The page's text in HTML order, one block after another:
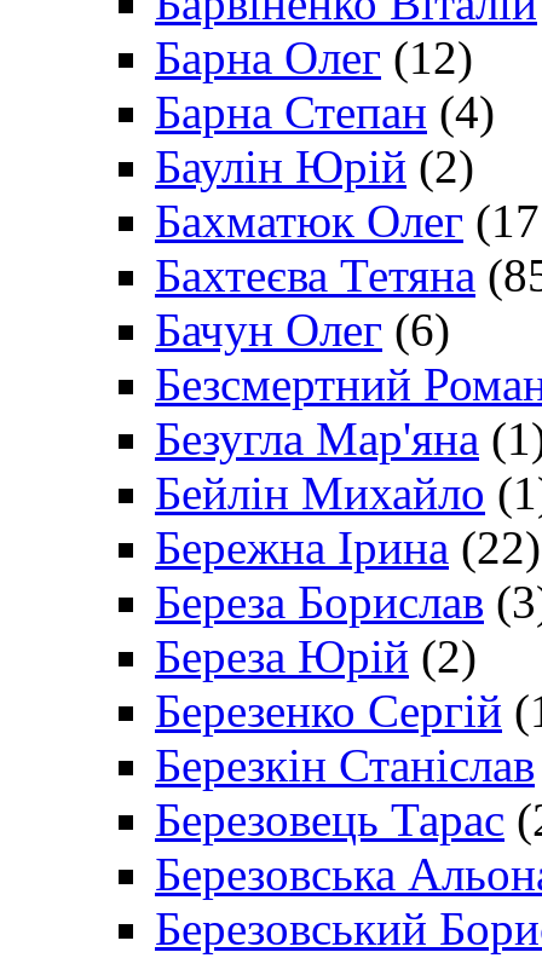
Барна Олег (12)
Барна Степан (4)
Баулін Юрій (2)
Бахматюк Олег
Бахтеєва Тетяна
Бачун Олег (6)
Безсмертний
Безугла Мар'яна
Бейлін Михайло
Бережна Ірина (22)
Береза Борислав
Береза Юрій (2)
Березенко Сергій
Березкін Станіслав
Березовець Тарас
Березовська
Березовський